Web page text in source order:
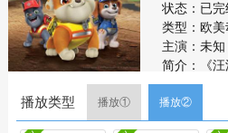
状态：已完
类型：欧美
主演：未知
简介：《
《汪汪队立
画片，小砾
多组成工
播放类型 播放① 播放②